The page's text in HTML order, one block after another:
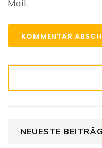
Mail.
NEUESTE